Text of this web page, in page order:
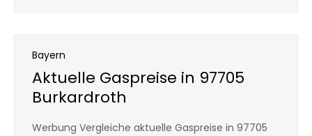
Bayern
Aktuelle Gaspreise in 97705
Burkardroth
Werbung Vergleiche aktuelle Gaspreise in 97705